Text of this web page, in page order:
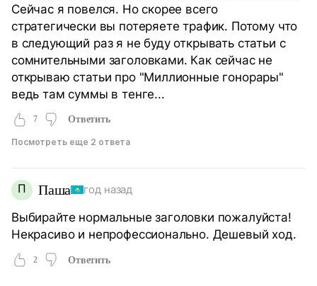
Сейчас я повелся. Но скорее всего
стратегически вы потеряете трафик. Потому что
в следующий раз я не буду открывать статьи с
сомнительными заголовками. Как сейчас не
открываю статьи про "Миллионные гонорары"
ведь там суммы в тенге...
7 Ответить
Посмотреть еще 2 ответа
П Паша год назад
Выбирайте нормальные заголовки пожалуйста!
Некрасиво и непрофессионально. Дешевый ход.
2 Ответить